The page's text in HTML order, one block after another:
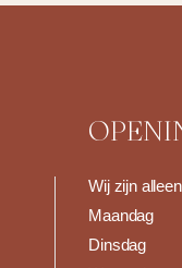
Wij zijn
Dinsdag